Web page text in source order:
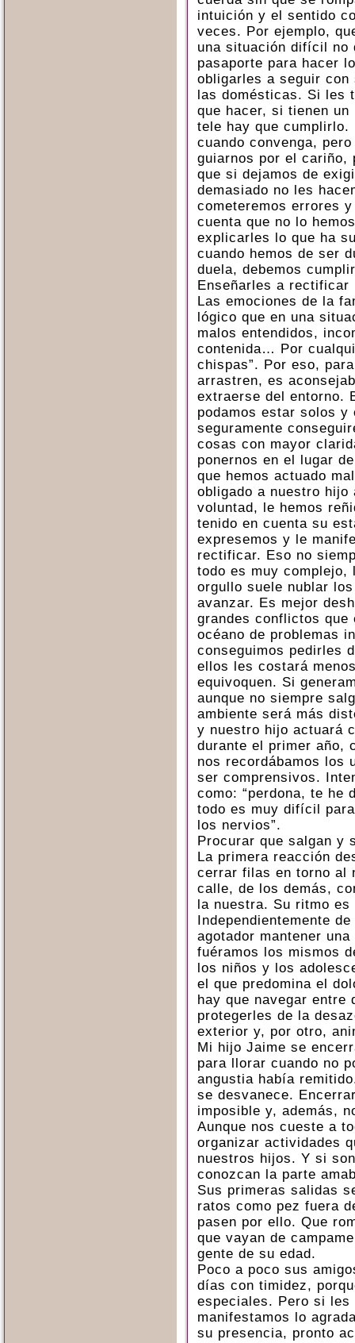
intuición y el sentido
veces. Por ejemplo,
una situación difícil no
pasaporte para hacer
obligarles a seguir
las domésticas. Si les
que hacer, si tienen
tele hay que cumplirlo.
cuando convenga,
guiarnos por el cariño,
que si dejamos de
demasiado no les
cometeremos errores
cuenta que no lo
explicarles lo que ha
cuando hemos de ser
duela, debemos
Enseñarles a rectificar
Las emociones de la
lógico que en una
malos entendidos,
contenida… Por
chispas”. Por eso,
arrastren, es
extraerse del entorno.
podamos estar solos
seguramente
cosas con mayor
ponernos en el lugar
que hemos actuado
obligado a nuestro
voluntad, le hemos
tenido en cuenta su
expresemos y le
rectificar. Eso no
todo es muy
orgullo suele nublar
avanzar. Es mejor
grandes conflictos que
océano de problemas
conseguimos pedirles
ellos les costará
equivoquen. Si
aunque no siempre
ambiente será más
y nuestro hijo actuará
durante el primer año,
nos recordábamos los
ser comprensivos.
como: “perdona, te he
todo es muy difícil
los nervios”.
Procurar que salgan y
La primera reacción
cerrar filas en torno al
calle, de los demás,
la nuestra. Su ritmo
Independientemente
agotador mantener
fuéramos los mismos
los niños y los
el que predomina el
hay que navegar entre
protegerles de la
exterior y, por otro,
Mi hijo Jaime se
para llorar cuando no
angustia había
se desvanece.
imposible y, además,
Aunque nos cueste a
organizar actividades
nuestros hijos. Y si
conozcan la parte
Sus primeras salidas
ratos como pez fuera
pasen por ello. Que
que vayan de
gente de su edad.
Poco a poco sus
días con timidez,
especiales. Pero si
manifestamos lo
su presencia, pronto